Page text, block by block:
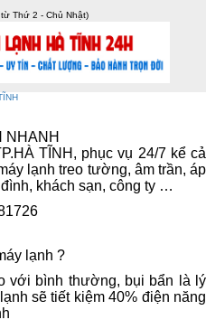
Thứ 2 - Chủ Nhật)
& CN)
NHANH
TĨNH, phục vụ 24/7 kể cả
lạnh treo tường, âm trần, áp
khách sạn, công ty …
lạnh ?
với bình thường, bụi bẩn là lý
sẽ tiết kiệm 40% điện năng